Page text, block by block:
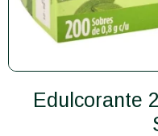
Edulcorante 200 sobres Splenda